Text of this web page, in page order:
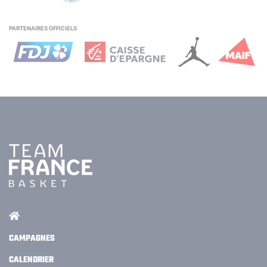
PARTENAIRES OFFICIELS
CAMPAGNES
CALENDRIER